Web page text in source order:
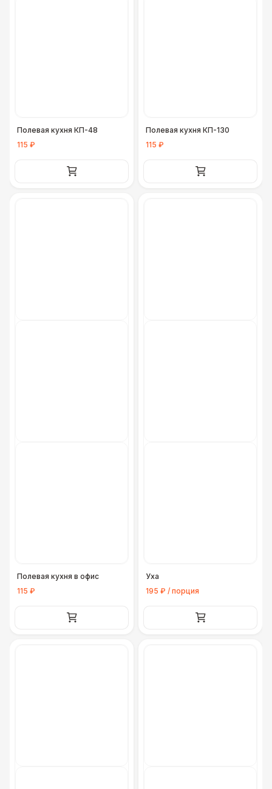
Полевая кухня КП-48
115 ₽
Полевая кухня КП-130
115 ₽
Полевая кухня в офис
115 ₽
Уха
195 ₽ / порция